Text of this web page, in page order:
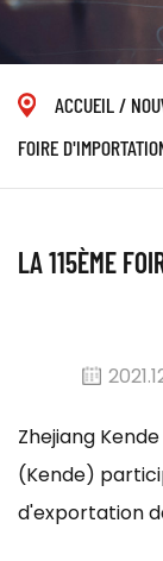
ACCUEIL/
FOIRE
LA 115ÈME
Zhejiang
(Kende)
d'exportation